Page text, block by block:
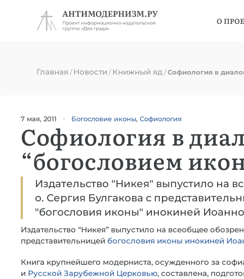
О
Главная /Новости /Книжный яд/Софиология в
7 мая, 2011 Богословие иконы, Софиология
Софиология в
“богословием
Издательство "Никея" выпустило на
о. Сергия Булгакова с
"богословия иконы" инокиней
Издательство “Никея” выпустило на всеобщее
представительницей богословия иконы инокиней
Книга крупнейшего модерниста, осужденного за
и Русской Зарубежной Церковью, составлена,